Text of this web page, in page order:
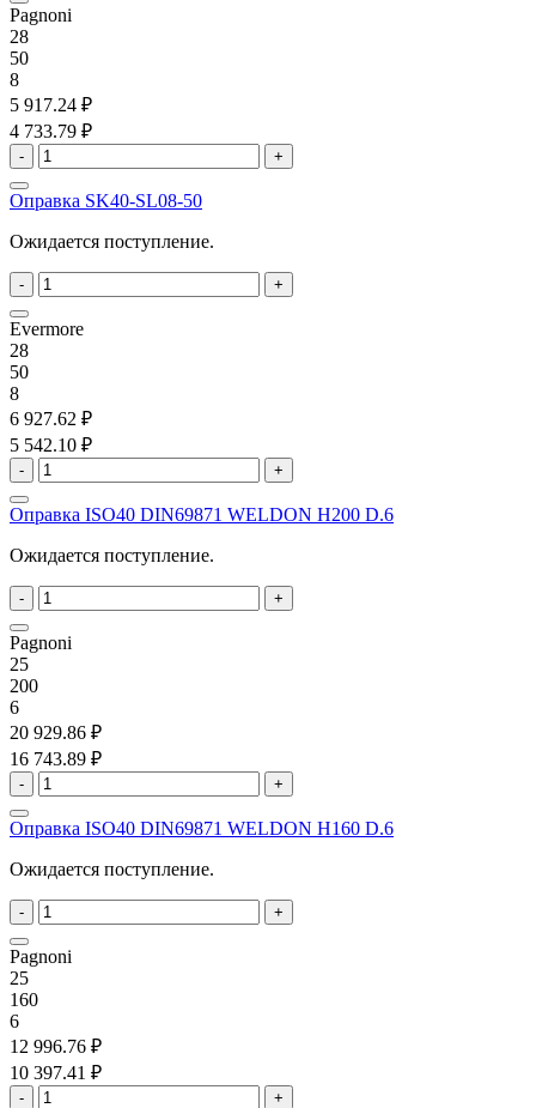
Pagnoni
28
50
8
5 917.24 ₽
4 733.79 ₽
- +
Оправка SK40-SL08-50
Ожидается поступление.
- +
Evermore
28
50
8
6 927.62 ₽
5 542.10 ₽
- +
Оправка ISO40 DIN69871 WELDON H200 D.6
Ожидается поступление.
- +
Pagnoni
25
200
6
20 929.86 ₽
16 743.89 ₽
- +
Оправка ISO40 DIN69871 WELDON H160 D.6
Ожидается поступление.
- +
Pagnoni
25
160
6
12 996.76 ₽
10 397.41 ₽
- +